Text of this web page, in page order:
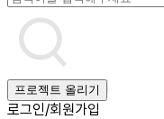
프로젝트 올리기
로그인/회원가입